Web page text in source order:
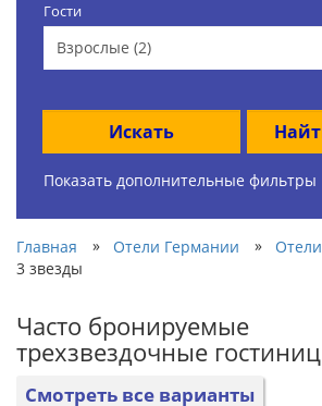
Гости
Взрослые (2)
Искать
Показать дополнительные фильтры
Главная » Отели Германии »
3 звезды
Часто бронируемые
трехзвездочные
Смотреть все варианты